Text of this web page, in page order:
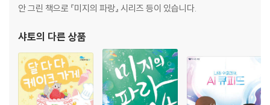
안 그린 책으로 『미지의 파랑』 시리즈 등이 있습니다.
샤토의 다른 상품